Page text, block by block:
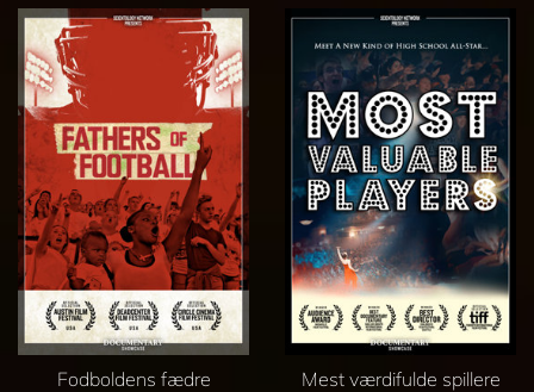
Fodboldens fædre Mest værdifulde spillere